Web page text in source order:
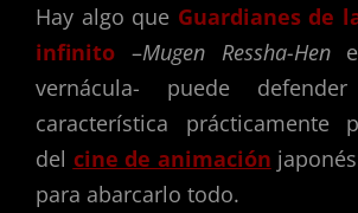
Hay algo que Guardianes de
infinito –Mugen Ressha-Hen
vernácula- puede
característica prácticamente
del cine de animación
para abarcarlo todo.